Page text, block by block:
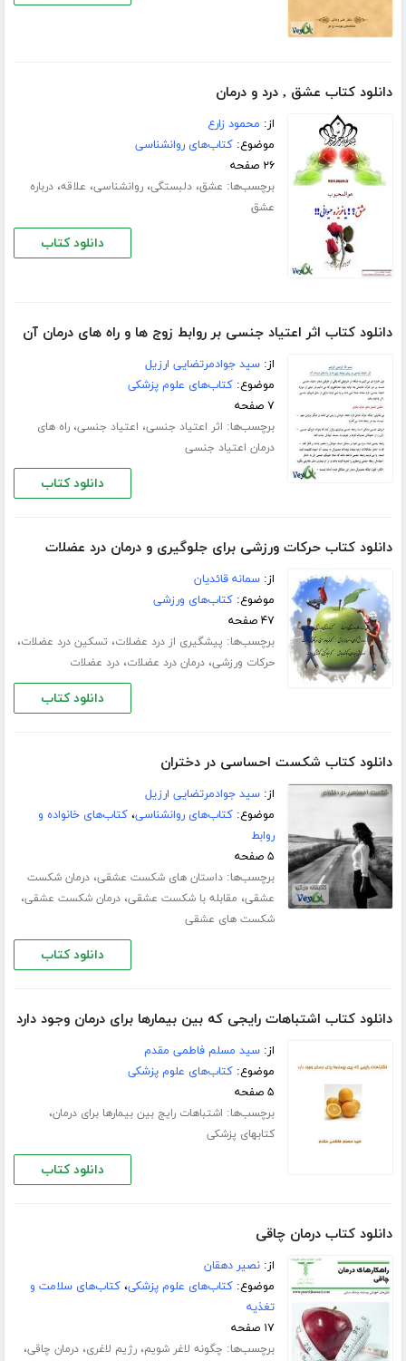
دانلود کتاب عشق , درد و درمان
از: محمود زارع
موضوع:کتاب‌های روانشناسی
۲۶ صفحه
برچسب‌ها: عشق،دلبستگی،روانشناسی، علاقه،درباره
عشق
دانلود کتاب
دانلود کتاب اثر اعتیاد جنسی بر روابط زوج ها و راه های درمان آن
از:سید جوادمرتضایی ارزیل
موضوع:کتاب‌های علوم پزشکی
۷ صفحه
برچسب‌ها: اثر اعتیاد جنسی، اعتیاد جنسی،راه های
درمان اعتیاد جنسی
دانلود کتاب
دانلود کتاب حرکات ورزشی برای جلوگیری و درمان درد عضلات
از:سمانه قائدیان
موضوع:کتاب‌های ورزشی
۴۷ صفحه
برچسب‌ها: پیشگیری از درد عضلات، تسکین درد عضلات،
حرکات ورزشی،درمان درد عضلات،درد عضلات
دانلود کتاب
دانلود کتاب شکست احساسی در دختران
از:سید جوادمرتضایی ارزیل
موضوع:کتاب‌های روانشناسی،کتاب‌های خانواده و
روابط
۵ صفحه
برچسب‌ها:داستان های شکست عشقی،درمان شکست
عشقی، مقابله با شکست عشقی،درمان شکست عشقی،
شکست های عشقی
دانلود کتاب
دانلود کتاب اشتباهات رایجی که بین بیمارها برای درمان وجود دارد
از:سید مسلم فاطمی مقدم
موضوع:کتاب‌های علوم پزشکی
۵ صفحه
برچسب‌ها: اشتباهات رایج بین بیمارها برای درمان،
کتابهای پزشکی
دانلود کتاب
دانلود کتاب درمان چاقی
از:نصیر دهقان
موضوع:کتاب‌های علوم پزشکی،کتاب‌های سلامت و
تغذیه
۱۷ صفحه
برچسب‌ها: چگونه لاغر شویم،رژیم لاغری،درمان چاقی،